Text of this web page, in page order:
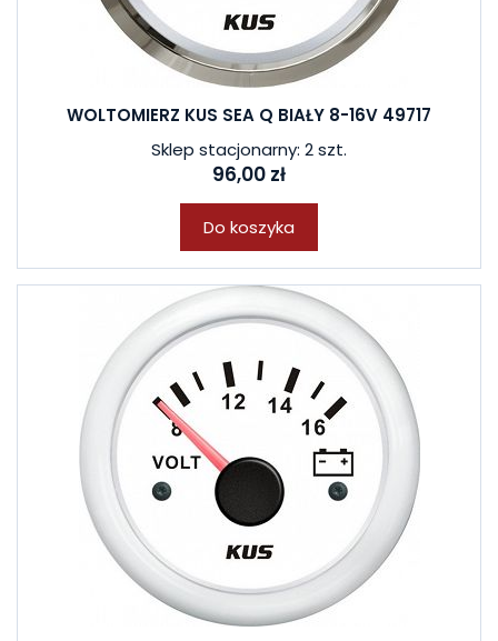
WOLTOMIERZ KUS SEA Q BIAŁY 8-16V 49717
Sklep stacjonarny: 2 szt.
96,00 zł
Do koszyka